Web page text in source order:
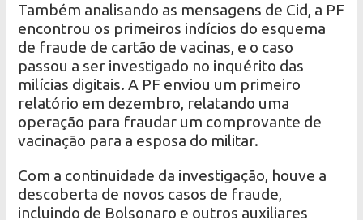
Também analisando as mensagens de Cid, a PF
encontrou os primeiros indícios do esquema
de fraude de cartão de vacinas, e o caso
passou a ser investigado no inquérito das
milícias digitais. A PF enviou um primeiro
relatório em dezembro, relatando uma
operação para fraudar um comprovante de
vacinação para a esposa do militar.
Com a continuidade da investigação, houve a
descoberta de novos casos de fraude,
incluindo de Bolsonaro e outros auxiliares